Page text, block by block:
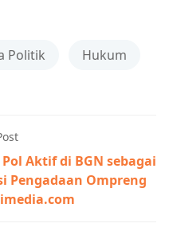
Politik Hukum
Aktif di BGN sebagai
Pengadaan Ompreng